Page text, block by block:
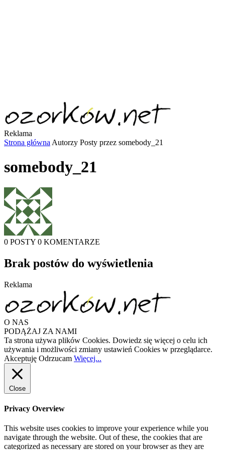
Reklama
Strona główna Autorzy Posty przez somebody_21
somebody_21
0 POSTY 0 KOMENTARZE
Brak postów do wyświetlenia
Reklama
O NAS
PODĄŻAJ ZA NAMI
Ta strona używa plików Cookies. Dowiedz się więcej o celu ich
używania i możliwości zmiany ustawień Cookies w przeglądarce.
Akceptuję Odrzucam Więcej...
Close
Privacy Overview
This website uses cookies to improve your experience while you
navigate through the website. Out of these, the cookies that are
categorized as necessary are stored on your browser as they are